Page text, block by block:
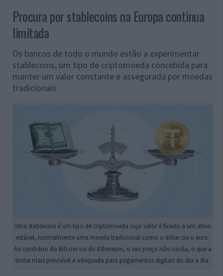
Procura por stablecoins na Europa continua
limitada
Os bancos de todo o mundo estão a experimentar
stablecoins, um tipo de criptomoeda concebida para
manter um valor constante e assegurada por moedas
tradicionais.
Uma stablecoin é um tipo de criptomoeda cujo valor é fixado a um ativo
estável, normalmente uma moeda tradicional como o dólar ou o euro.
Ao contrário do Bitcoin ou do Ethereum, o seu preço não oscila, o que a
torna mais previsível e adequada para pagamentos digitais do dia a dia.